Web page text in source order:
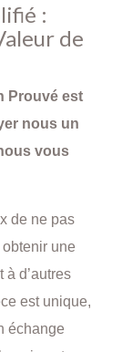
:
de
Prouvé est
nous un
vous
de ne pas
une
d’autres
est unique,
échange